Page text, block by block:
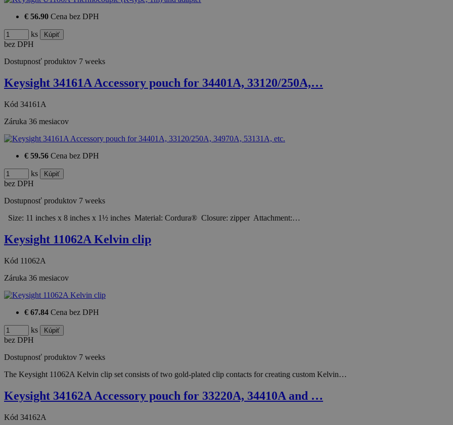
€ 56.90 Cena bez DPH
ks
bez DPH
Dostupnosť produktov 7 weeks
Keysight 34161A Accessory pouch for 34401A, 33120/250A,…
Kód 34161A
Záruka 36 mesiacov
€ 59.56 Cena bez DPH
ks
bez DPH
Dostupnosť produktov 7 weeks
Size: 11 inches x 8 inches x 1½ inches Material: Cordura® Closure: zipper Attachment:…
Keysight 11062A Kelvin clip
Kód 11062A
Záruka 36 mesiacov
€ 67.84 Cena bez DPH
ks
bez DPH
Dostupnosť produktov 7 weeks
The Keysight 11062A Kelvin clip set consists of two gold-plated clip contacts for creating custom Kelvin…
Keysight 34162A Accessory pouch for 33220A, 34410A and …
Kód 34162A